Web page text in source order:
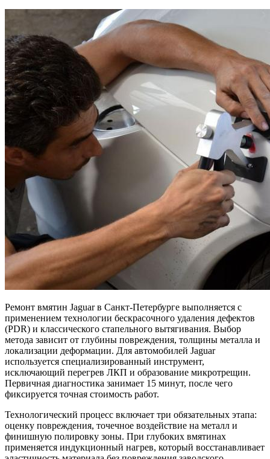
Ремонт вмятин Jaguar в Санкт-Петербурге выполняется с
применением технологии бескрасочного удаления дефектов
(PDR) и классического стапельного вытягивания. Выбор
метода зависит от глубины повреждения, толщины металла и
локализации деформации. Для автомобилей Jaguar
используется специализированный инструмент,
исключающий перегрев ЛКП и образование микротрещин.
Первичная диагностика занимает 15 минут, после чего
фиксируется точная стоимость работ.
Технологический процесс включает три обязательных этапа:
оценку повреждения, точечное воздействие на металл и
финишную полировку зоны. При глубоких вмятинах
применяется индукционный нагрев, который восстанавливает